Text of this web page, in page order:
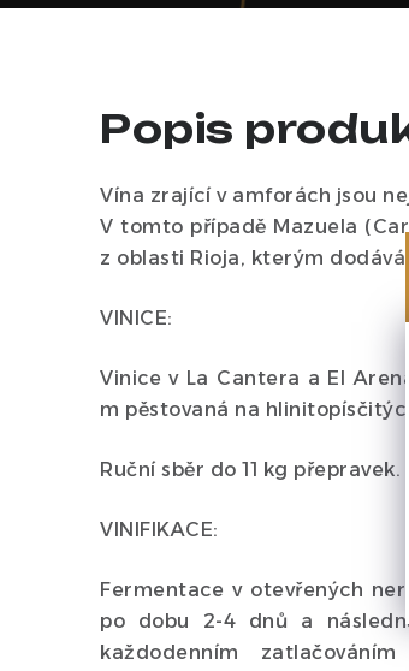
Popis
Vína zrající v amforách jsou
V tomto případě Mazuela
z oblasti Rioja, kterým dodává
VINICE:
Vinice v La Cantera a El
m pěstovaná na
Ruční sběr do 11 kg
VINIFIKACE:
Fermentace v otevřených
po dobu 2-4 dnů a
každodenním